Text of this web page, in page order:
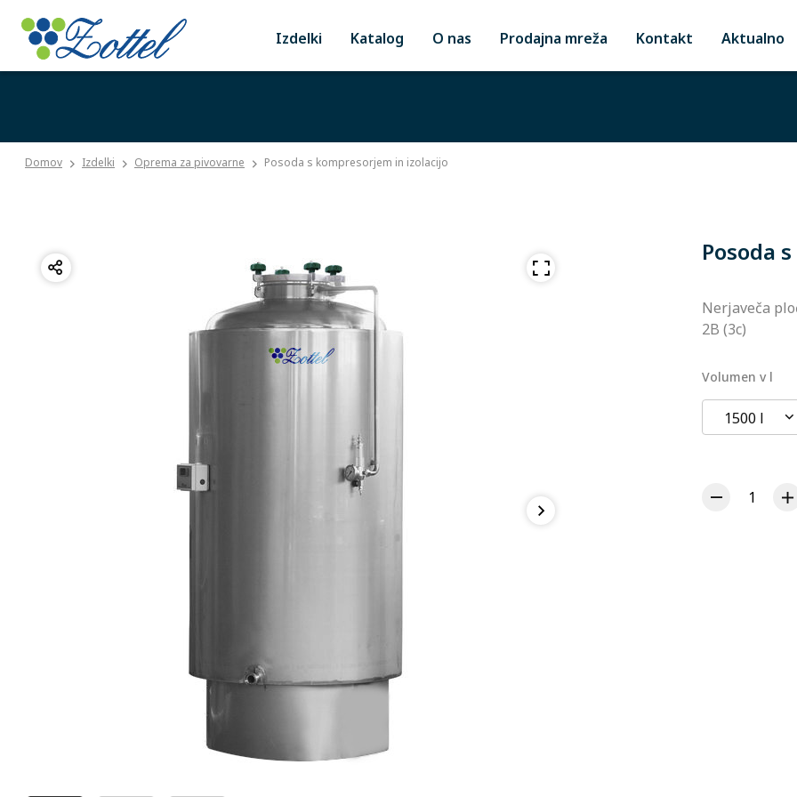
Izdelki Katalog O nas Prodajna mreža Kontakt Aktualno
Domov Izdelki Oprema za pivovarne Posoda s kompresorjem in izolacijo
Posoda
Nerjaveča
2B (3c)
Volumen v l
1500 l